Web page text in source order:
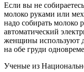
Если вы не
молоко руками или
надо собирать молоко
автоматический
женщины используют
на обе груди
Ученые из